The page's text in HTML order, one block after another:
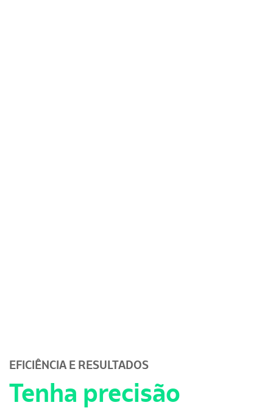
EFICIÊNCIA E RESULTADOS
Tenha precisão